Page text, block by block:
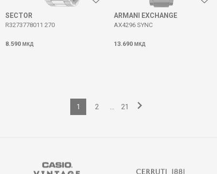
SECTOR
R3273778011 270
8.590 МКД
ARMANI EXCHANGE
AX4296 SYNC
13.690 МКД
1 2 ... 21